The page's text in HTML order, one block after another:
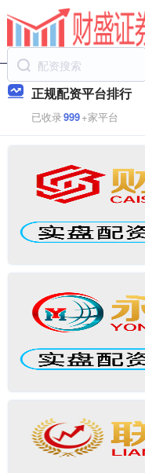
正规配资平台排行
已收录999+家平台